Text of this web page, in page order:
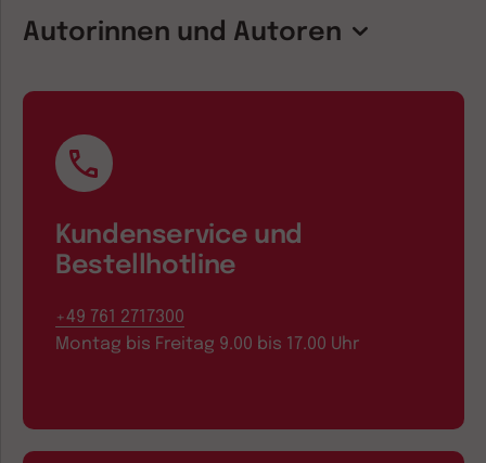
Autorinnen und Autoren
Kundenservice und
Bestellhotline
+49 761 2717300
Montag bis Freitag 9.00 bis 17.00 Uhr